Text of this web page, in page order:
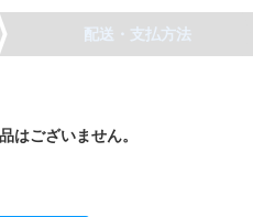
配送・支払方法
はございません。